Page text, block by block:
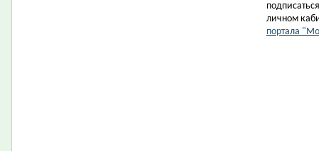
личном
портала